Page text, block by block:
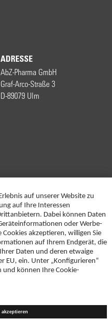
ADRESSE
AbZ-Pharma GmbH
Graf-Arco-Straße 3
D-89079 Ulm